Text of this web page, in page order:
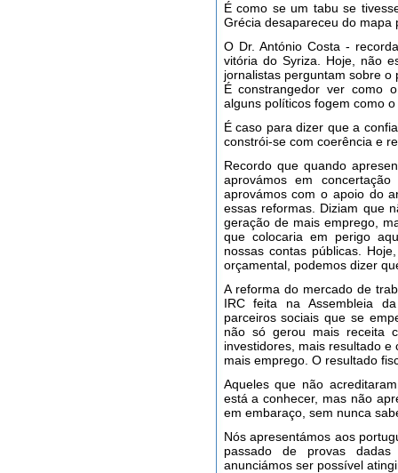
É como se um tabu se
Grécia desapareceu do mapa
O Dr. António Costa -
vitória do Syriza. Hoje, não
jornalistas perguntam sobre
É constrangedor ver como
alguns políticos fogem como
É caso para dizer que a
constrói-se com coerência e
Recordo que quando
aprovámos em
aprovámos com o apoio do
essas reformas. Diziam que
geração de mais emprego,
que colocaria em perigo
nossas contas públicas.
orçamental, podemos dizer
A reforma do mercado de
IRC feita na Assembleia
parceiros sociais que se
não só gerou mais receita
investidores, mais resultado
mais emprego. O resultado
Aqueles que não
está a conhecer, mas não
em embaraço, sem nunca
Nós apresentámos aos
passado de provas
anunciámos ser possível